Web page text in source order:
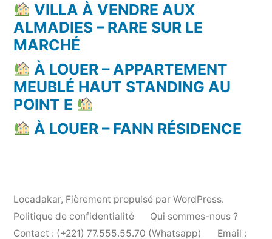
VILLA À VENDRE AUX
ALMADIES – RARE SUR LE
MARCHÉ
À LOUER – APPARTEMENT
MEUBLÉ HAUT STANDING AU
POINT E
À LOUER – FANN RÉSIDENCE
Locadakar, Fièrement propulsé par WordPress.
Politique de confidentialité
Qui sommes-nous ?
Contact : (+221) 77.555.55.70 (Whatsapp)
Email :